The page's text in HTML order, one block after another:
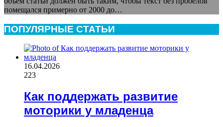
помещался примерно от 2000 до…
ПОПУЛЯРНЫЕ СТАТЬИ
16.04.2026
223
Как поддержать развитие
моторики у младенца